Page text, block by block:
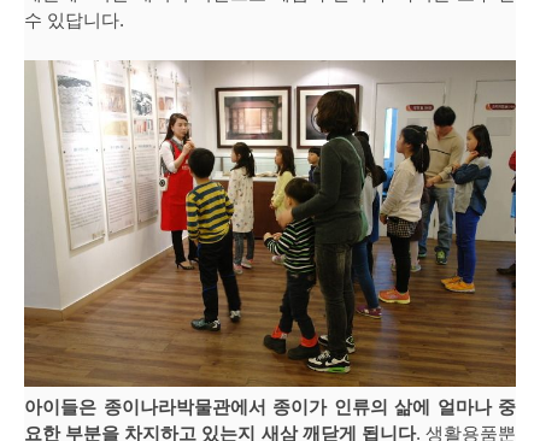
수 있답니다.
아이들은 종이나라박물관에서 종이가 인류의 삶에 얼마나 중
요한 부분을 차지하고 있는지 새삼 깨닫게 됩니다. 생활용품뿐